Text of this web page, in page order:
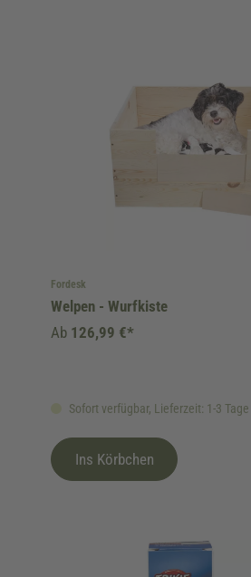
Fordesk
Welpen - Wurfkiste
Sofort verfügbar, Lieferzeit: 1-3 Tage
Ab 126,99 €*
Ins Körbchen